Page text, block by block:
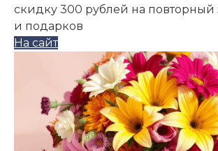
скидку 300 рублей на повторный
и подарков
На сайт